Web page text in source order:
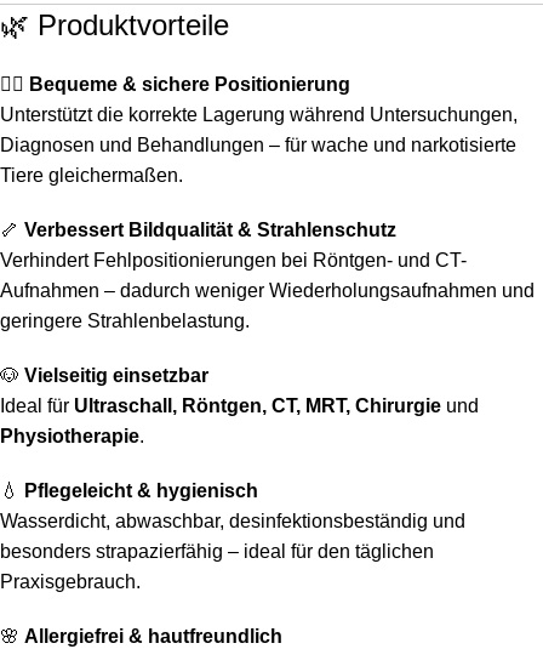
🌿 Produktvorteile
🧘‍♀️ Bequeme & sichere Positionierung
Unterstützt die korrekte Lagerung während Untersuchungen,
Diagnosen und Behandlungen – für wache und narkotisierte
Tiere gleichermaßen.
🦴 Verbessert Bildqualität & Strahlenschutz
Verhindert Fehlpositionierungen bei Röntgen- und CT-
Aufnahmen – dadurch weniger Wiederholungsaufnahmen und
geringere Strahlenbelastung.
🐶 Vielseitig einsetzbar
Ideal für Ultraschall, Röntgen, CT, MRT, Chirurgie und
Physiotherapie.
💧
Pflegeleicht & hygienisch
Wasserdicht, abwaschbar, desinfektionsbeständig und
besonders strapazierfähig – ideal für den täglichen
Praxisgebrauch.
🌸 Allergiefrei & hautfreundlich